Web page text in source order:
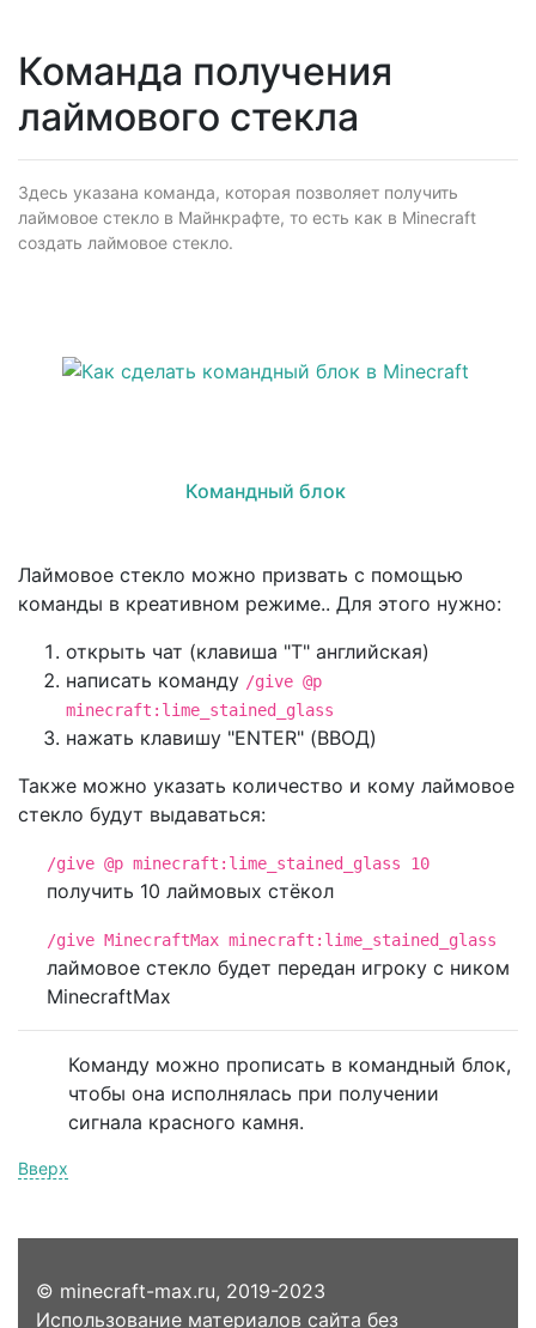
Команда получения
лаймового стекла
Здесь указана команда, которая позволяет получить
лаймовое стекло в Майнкрафте, то есть как в Minecraft
создать лаймовое стекло.
Командный блок
Лаймовое стекло можно призвать с помощью
команды в креативном режиме.. Для этого нужно:
открыть чат (клавиша "T" английская)
написать команду /give @p
minecraft:lime_stained_glass
нажать клавишу "ENTER" (ВВОД)
Также можно указать количество и кому лаймовое
стекло будут выдаваться:
/give @p minecraft:lime_stained_glass 10
получить 10 лаймовых стёкол
/give MinecraftMax minecraft:lime_stained_glass
лаймовое стекло будет передан игроку с ником
MinecraftMax
Команду можно прописать в командный блок,
чтобы она исполнялась при получении
сигнала красного камня.
Вверх
© minecraft-max.ru, 2019-2023
Использование материалов сайта без